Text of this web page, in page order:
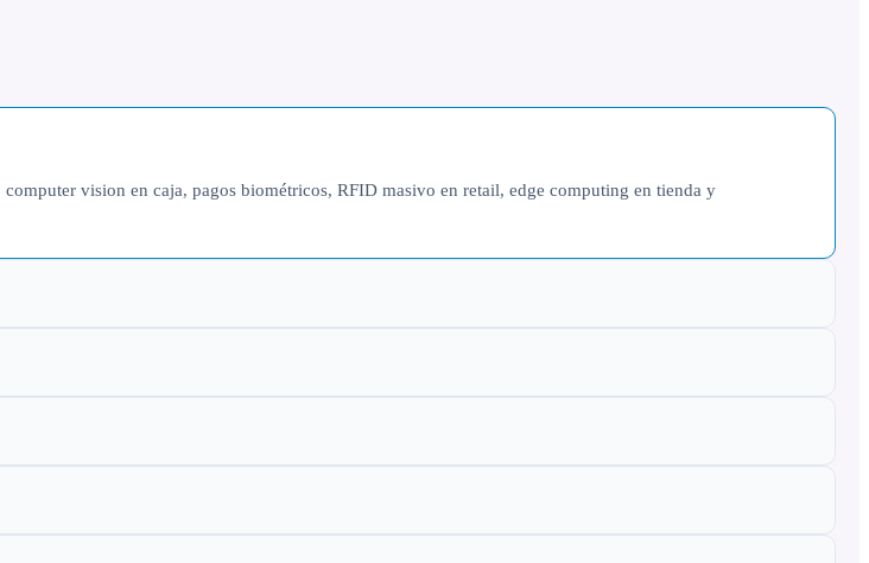
vision en caja, pagos biométricos, RFID masivo en retail, edge computing en tienda y